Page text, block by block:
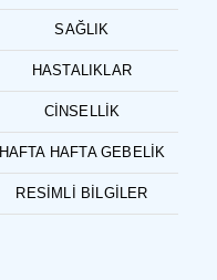
SAĞLIK
HASTALIKLAR
CINSELLIK
HAFTA HAFTA GEBELIK
RESIMLI BILGILER